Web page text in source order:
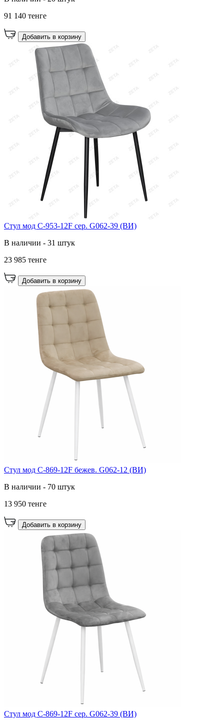
91 140 тенге
Добавить в корзину
Cтул мод C-953-12F сер. G062-39 (ВИ)
В наличии - 31 штук
23 985 тенге
Добавить в корзину
Стул мод C-869-12F бежев. G062-12 (ВИ)
В наличии - 70 штук
13 950 тенге
Добавить в корзину
Стул мод C-869-12F сер. G062-39 (ВИ)